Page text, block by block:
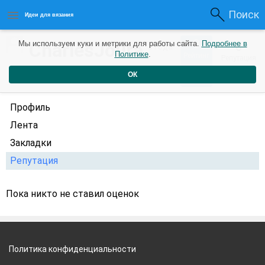
Идеи для вязания Поиск
CharlesJoura3 года 0 0
Профиль
Лента
Закладки
Репутация
Пока никто не ставил оценок
Мы используем куки и метрики для работы сайта. Подробнее в
Политике.
ОК
Политика конфиденциальности